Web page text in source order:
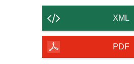
contenido
de
XML
PDF